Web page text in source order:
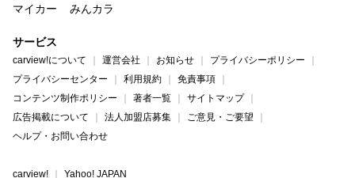
マイカー
みんカラ
サービス
carview!について 運営会社 お知らせ
プライバシーポリシー
プライバシーセンター
利用規約
免責事項
コンテンツ制作ポリシー
著者一覧
サイトマップ
広告掲載について
法人加盟店募集
ご意見・ご要望
ヘルプ・お問い合わせ
carview! Yahoo! JAPAN